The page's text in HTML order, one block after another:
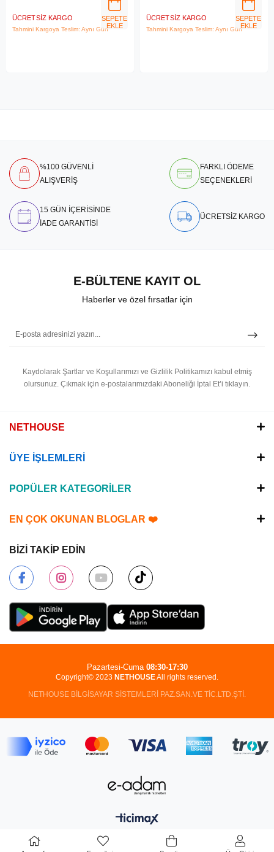
ÜCRETSIZ KARGO
Tahmini Kargoya Teslim: Aynı Gün
SEPETE
EKLE
ÜCRETSIZ KARGO
Tahmini Kargoya Teslim: Aynı Gün
SEPETE
EKLE
%100 GÜVENLİ
ALIŞVERİŞ
FARKLI ÖDEME
SEÇENEKLERİ
15 GÜN İÇERİSİNDE
İADE GARANTİSİ
ÜCRETSİZ KARGO
E-BÜLTENE KAYIT OL
Haberler ve özel fırsatlar için
Kaydolarak Şartlar ve Koşullarımızı ve Gizlilik Politikamızı kabul etmiş
olursunuz. Çıkmak için e-postalarımızdaki Aboneliği İptal Et’i tıklayın.
NETHOUSE
ÜYE İŞLEMLERİ
POPÜLER KATEGORİLER
EN ÇOK OKUNAN BLOGLAR ❤️
BİZİ TAKİP EDİN
Copyright© 2023 NETHOUSEAll rights reserved.
NETHOUSE BİLGİSAYAR SİSTEMLERİ PAZ.SAN.VE TİC.LTD.ŞTİ.
Pazartesi-Cuma 08:30-17:30